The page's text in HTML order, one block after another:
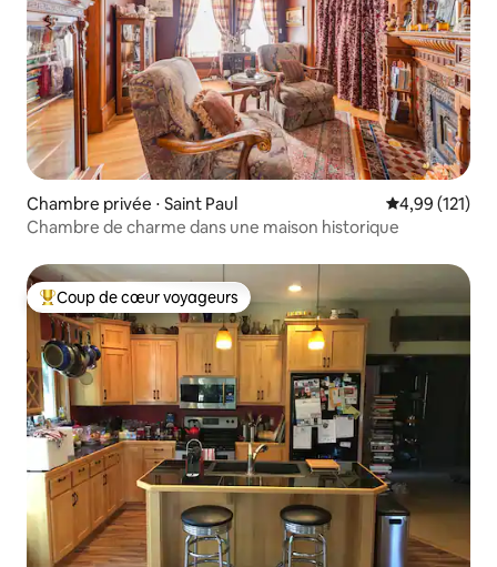
Chambre privée ⋅ Saint Paul Évaluation
4,99 (121)
Chambre de charme dans une maison historique
Coups de cœur voyageurs les plus appréciés
Coup de cœur voyageurs